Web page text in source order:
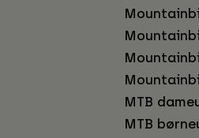
MTB
MTB